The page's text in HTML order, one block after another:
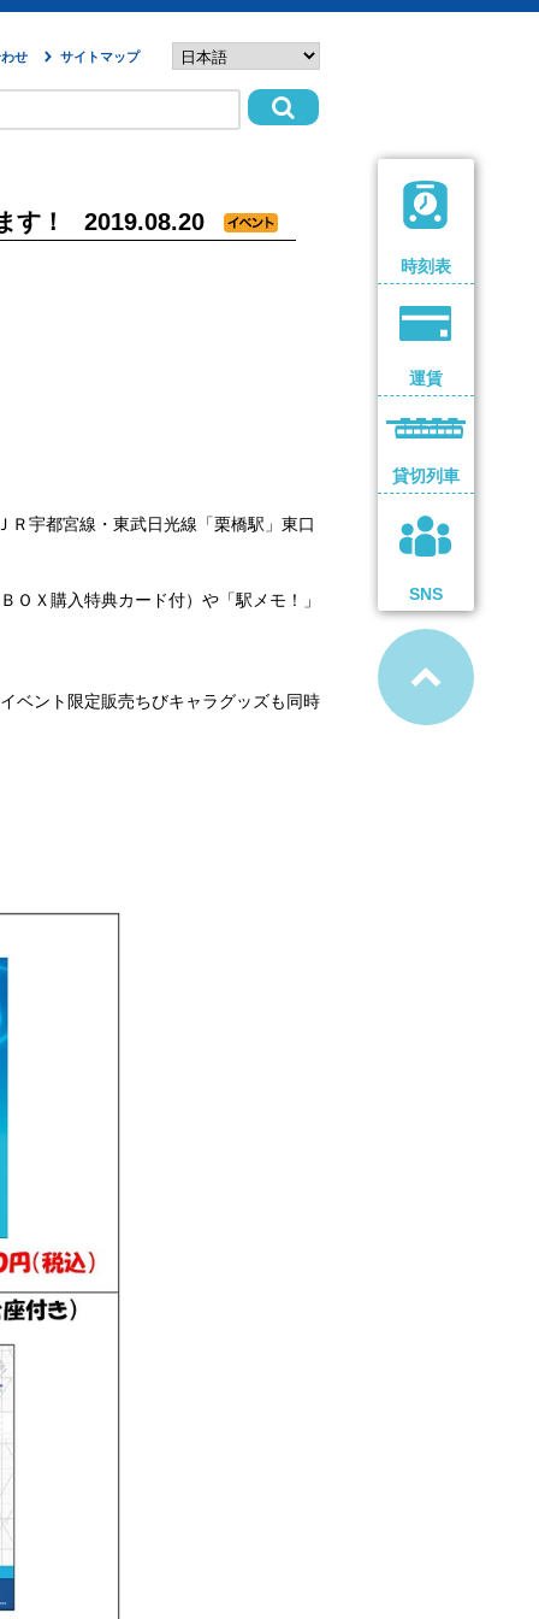
せ サイトマップ
時刻表
運賃
貸切列車
SNS
す！ 2019.08.20
宇都宮線・東武日光線「栗橋駅」東口
Ｘ購入特典カード付）や「駅メモ！」
ベント限定販売ちびキャラグッズも同時